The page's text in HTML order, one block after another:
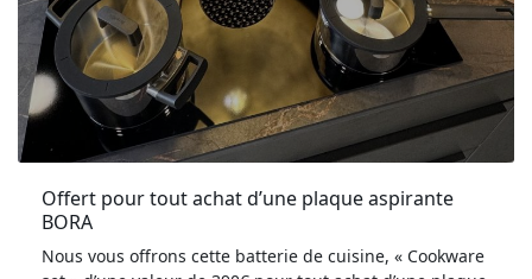
Offert pour tout achat d’une plaque aspirante
BORA
Nous vous offrons cette batterie de cuisine, « Cookware